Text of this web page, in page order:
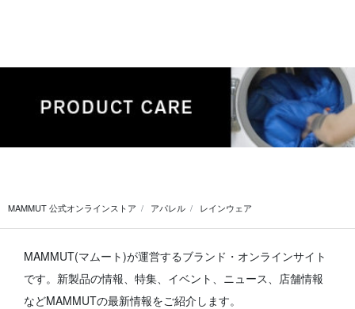
MAMMUT 公式オンラインストア アパレル レインウェア
MAMMUT(マムート)が運営するブランド・オンラインサイト
です。 新製品の情報、特集、イベント、ニュース、店舗情報
などMAMMUTの最新情報をご紹介します。